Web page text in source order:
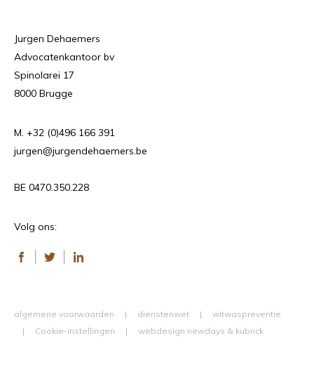
Jurgen Dehaemers
Advocatenkantoor bv
Spinolarei 17
8000 Brugge
M. +32 (0)496 166 391
jurgen@jurgendehaemers.be
BE 0470.350.228
Volg ons:
FacebookTwitterLinkedIn
algemene voorwaarden dienstenwet
witwaspreventie
Cookie-instellingen
webdesign newdays & kubrick